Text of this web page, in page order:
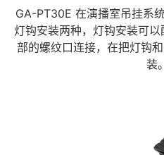
GA-PT30E 在演播室吊挂系
灯钩安装两种，灯钩安装可
部的螺纹口连接，在把灯钩
装。